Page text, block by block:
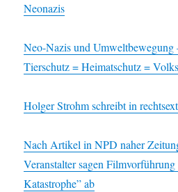
Neonazis
Neo-Nazis und Umweltbewegung
Tierschutz = Heimatschutz =
Holger Strohm schreibt in
Nach Artikel in NPD naher
Veranstalter sagen
Katastrophe” ab